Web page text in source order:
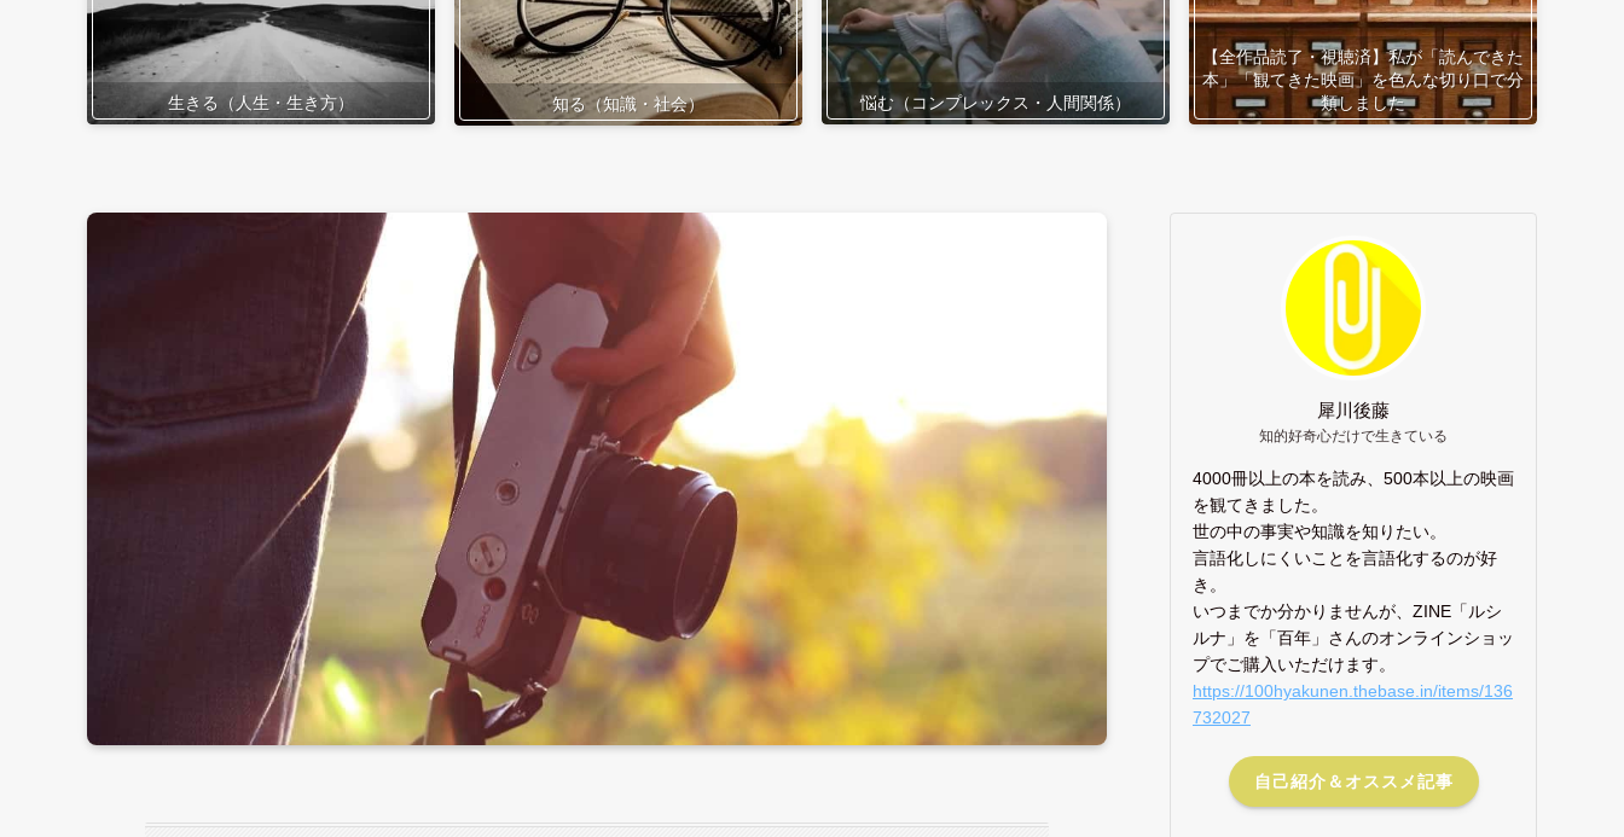
生きる（人生・生き方） 知る（知識・社会） 悩む（コンプレックス・人間関係）
【全作品読了・視聴済】私が「読んできた
本」「観てきた映画」を色んな切り口で分
類しました
犀川後藤
知的好奇心だけで生きている
4000冊以上の本を読み、500本以上の映画
を観てきました。
世の中の事実や知識を知りたい。
言語化しにくいことを言語化するのが好
き。
いつまでか分かりませんが、ZINE「ルシ
ルナ」を「百年」さんのオンラインショッ
プでご購入いただけます。
https://100hyakunen.thebase.in/items/136
732027
自己紹介＆オススメ記事